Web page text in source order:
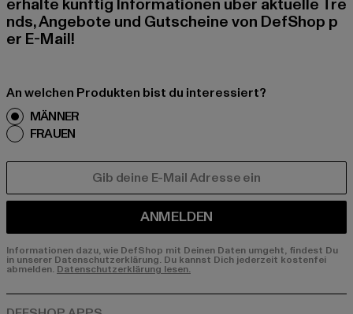
erhalte künftig Informationen über aktuelle Tre
nds, Angebote und Gutscheine von DefShop p
er E-Mail!
An welchen Produkten bist du interessiert?
MÄNNER
FRAUEN
ANMELDEN
Informationen dazu, wie DefShop mit Deinen Daten umgeht, findest Du
in unserer Datenschutzerklärung. Du kannst Dich jederzeit kostenfei
abmelden. Datenschutzerklärung lesen.